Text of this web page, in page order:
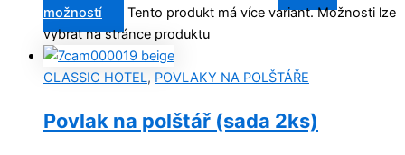
možností
Tento produkt má více variant. Možnosti lze
vybrat na stránce produktu
CLASSIC HOTEL, POVLAKY NA POLŠTÁŘE
Povlak na polštář (sada 2ks)